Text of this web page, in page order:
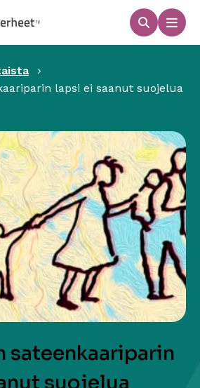
Haku
lapsi ei saanut suojelua
sateenkaariparin
suojelua